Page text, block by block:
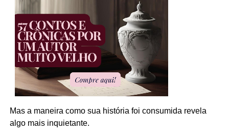
Mas a maneira como sua história foi consumida revela
algo mais inquietante.